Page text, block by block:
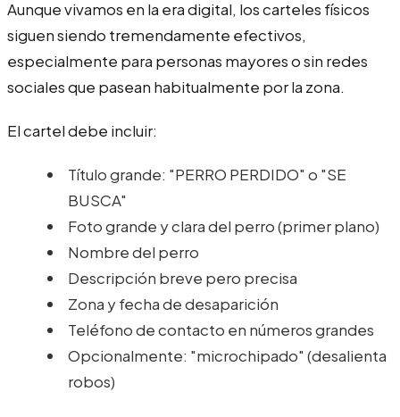
Aunque vivamos en la era digital, los carteles físicos
siguen siendo tremendamente efectivos,
especialmente para personas mayores o sin redes
sociales que pasean habitualmente por la zona.
El cartel debe incluir:
Título grande: "PERRO PERDIDO" o "SE
BUSCA"
Foto grande y clara del perro (primer plano)
Nombre del perro
Descripción breve pero precisa
Zona y fecha de desaparición
Teléfono de contacto en números grandes
Opcionalmente: "microchipado" (desalienta
robos)